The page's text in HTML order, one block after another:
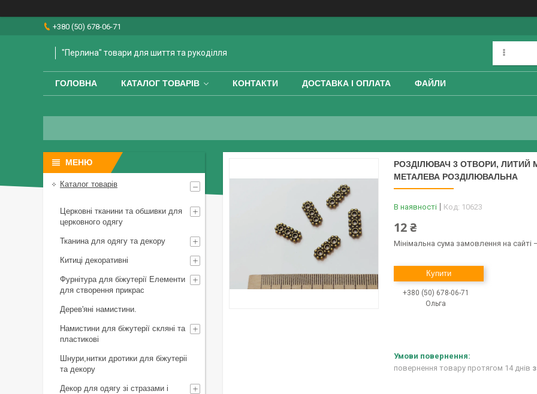
+380 (50) 678-06-71
"Перлина" товари для шиття та рукоділля
ГОЛОВНА КАТАЛОГ ТОВАРІВ КОНТАКТИ ДОСТАВКА І ОПЛАТА ФАЙЛИ
РОЗДІЛЮВАЧ 3 ОТВОРИ,
МЕТАЛЕВА РОЗДІЛЮВАЛЬНА
В наявності Код: 10623
12 ₴
Мінімальна сума замовлення на сайті
Купити
+380 (50) 678-06-71
Ольга
повернення товару протягом 14 днів
Каталог товарів
Церковні тканини та обшивки для
церковного одягу
Тканина для одягу та декору
Китиці декоративні
Фурнітура для біжутерії Елементи
для створення прикрас
Дерев'яні намистини.
Намистини для біжутерії скляні та
пластикові
Шнури,нитки дротики для біжутеріі
та декору
Декор для одягу зі стразами і